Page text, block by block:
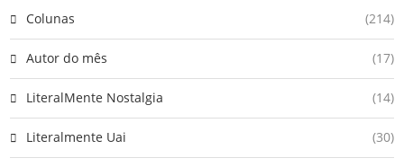
Colunas (214)
Autor do mês (17)
LiteralMente Nostalgia (14)
Literalmente Uai (30)